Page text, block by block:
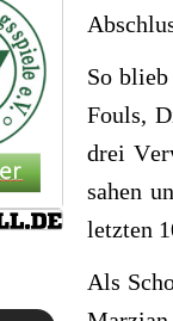
So
Fouls,
drei
sahen
letzten
Als